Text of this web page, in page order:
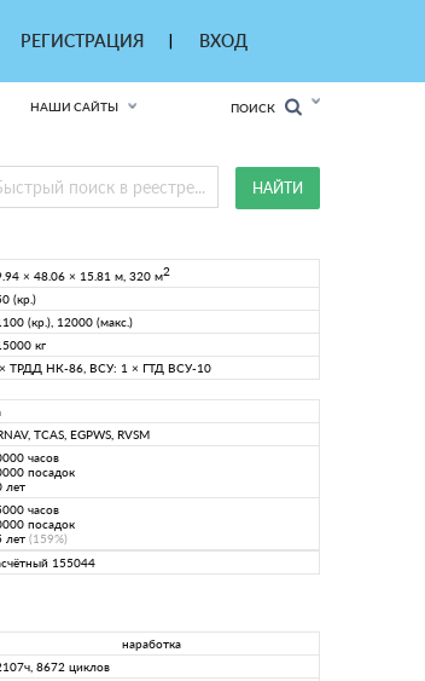
РЕГИСТРАЦИЯ ВХОД
НАШИ САЙТЫ ПОИСК
× 48.06 × 15.81 м, 320 м2
(кр.)
(кр.), 12000 (макс.)
кг
ТРДД НК-86, ВСУ: 1 × ГТД ВСУ-10
TCAS, EGPWS, RVSM
часов
посадок
лет
часов
посадок
лет (159%)
155044
наработка
8672 циклов